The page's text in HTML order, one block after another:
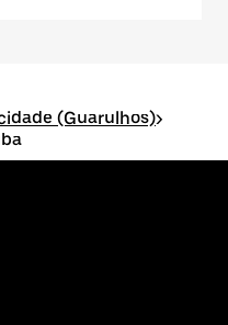
(Guarulhos)>